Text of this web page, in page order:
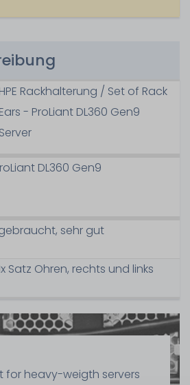
HPE Rackhalterung / Set of Rack
Ears - ProLiant DL360 Gen9
Server
DL360 Gen9
sehr gut
Satz Ohren, rechts und links
for heavy-weigth servers